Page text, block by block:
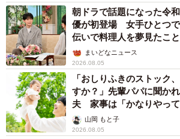
朝ドラで話題になった令
優が初登場 女手ひとつ
伝いで料理人を夢見たこ
まいどなニュース
2026.08.05
「おしりふきのストック
すか？」先輩パパに聞か
夫 家事は「かなりやっ
山岡 もと子
2026.08.05